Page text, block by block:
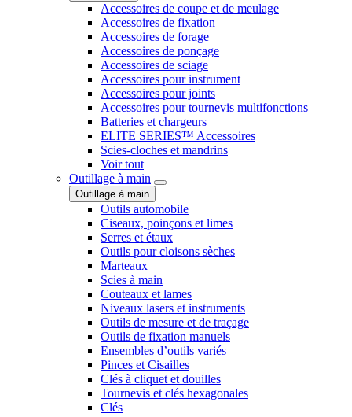
Accessoires de coupe et de meulage
Accessoires de fixation
Accessoires de forage
Accessoires de ponçage
Accessoires de sciage
Accessoires pour instrument
Accessoires pour joints
Accessoires pour tournevis multifonctions
Batteries et chargeurs
ELITE SERIES™ Accessoires
Scies-cloches et mandrins
Voir tout
Outillage à main
Outillage à main
Outils automobile
Ciseaux, poinçons et limes
Serres et étaux
Outils pour cloisons sèches
Marteaux
Scies à main
Couteaux et lames
Niveaux lasers et instruments
Outils de mesure et de traçage
Outils de fixation manuels
Ensembles d’outils variés
Pinces et Cisailles
Clés à cliquet et douilles
Tournevis et clés hexagonales
Clés